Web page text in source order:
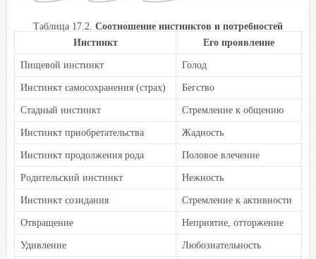
Таблица 17.2. Соотношение инстинктов и потребностей
Инстинкт
Его проявление
Пищевой инстинкт
Голод
Инстинкт самосохранения (страх)
Бегство
Стадный инстинкт
Стремление к общению
Инстинкт приобретательства
Жадность
Инстинкт продолжения рода
Половое влечение
Родительский инстинкт
Нежность
Инстинкт созидания
Стремление к активности
Отвращение
Неприятие, отторжение
Удивление
Любознательность